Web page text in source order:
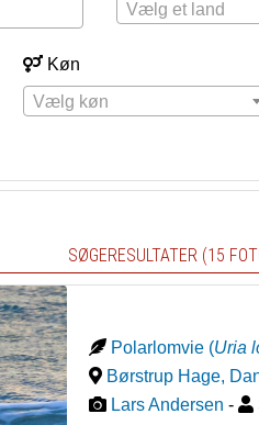
Vælg et land
Køn
Vælg køn
SØGERESULTATER (15
Polarlomvie (Uria
Børstrup Hage,
Lars Andersen -